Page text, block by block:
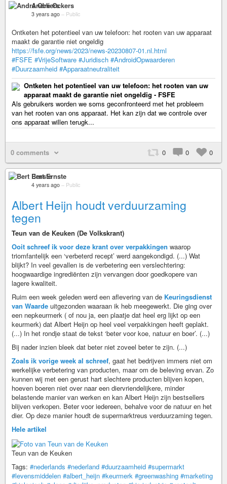
André Ockers
3 years ago – Public
Ontketen het potentieel van uw telefoon: het rooten van uw apparaat
maakt de garantie niet ongeldig
https://fsfe.org/news/2023/news-20230807-01.nl.html
#FSFE #VrijeSoftware #Juridisch #AndroidOpwaarderen
#Duurzaamheid #Apparaatneutraliteit
Ontketen het potentieel van uw telefoon: het rooten van uw
apparaat maakt de garantie niet ongeldig - FSFE
Als gebruikers worden we soms geconfronteerd met het probleem
van het rooten van ons apparaat. Het kan zijn dat we controle over
ons apparaat willen terugk...
0 comments 0 0 0
Bert Ernste
4 years ago – Public
Albert Heijn houdt verduurzaming
tegen
Teun van de Keuken (De Volkskrant)
Ooit schreef ik voor deze krant over verpakkingen waarop
triomfantelijk een ‘verbeterd recept’ werd aangekondigd. (...) Wat
blijkt? In veel gevallen is de verbetering een verslechtering:
hoogwaardige ingrediënten zijn vervangen door goedkopere van
lagere kwaliteit.
Ruim een week geleden werd een aflevering van de Keuringsdienst
van Waarde uitgezonden waaraan ik heb meegewerkt. Die ging over
een nepkeurmerk ( of nou ja, een plaatje dat heel erg lijkt op een
keurmerk) dat Albert Heijn op heel veel verpakkingen heeft geplakt.
(...) In het rondje staat de tekst ‘beter voor koe, natuur en boer’. (...)
Bij nader inzien bleek dat beter niet zoveel beter te zijn. (...)
Zoals ik vorige week al schreef, gaat het bedrijven immers niet om
werkelijke verbetering van producten, maar om de beleving ervan. Zo
kunnen wij met een gerust hart slechtere producten blijven kopen,
hoeven boeren niet over naar een diervriendelijkere, minder
belastende manier van werken en kan Albert Heijn zijn bestsellers
blijven verkopen. Beter voor iedereen, behalve voor de natuur en het
dier. Op deze manier houdt de supermarktreus verduurzaming tegen.
Hele artikel
Teun van de Keuken
Tags: #nederlands #nederland #duurzaamheid #supermarkt
#levensmiddelen #albert_heijn #keurmerk #greenwashing #marketing